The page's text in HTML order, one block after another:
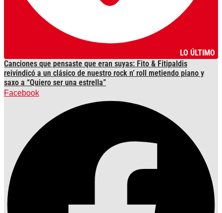
LO ÚLTIMO
Canciones que pensaste que eran suyas: Fito & Fitipaldis
reivindicó a un clásico de nuestro rock n’ roll metiendo piano y
saxo a “Quiero ser una estrella”
Facebook